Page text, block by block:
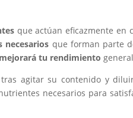
que actúan eficazmente en
necesarios que forman parte
mejorará tu rendimiento
agitar su contenido y
necesarios para